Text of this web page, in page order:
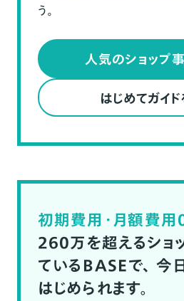
う。
人気のショップ
はじめてガイ
初期費用・月額費用
260万を超えるショ
ているBASEで、 今
はじめられます。